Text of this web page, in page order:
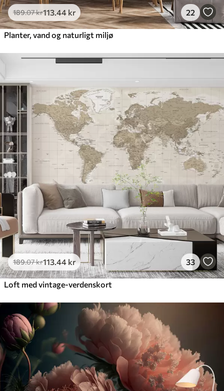
189.07kr113 .44 kr 22
Planter, vand og naturligt miljø
189.07kr113 .44 kr 33
Loft med vintage-verdenskort